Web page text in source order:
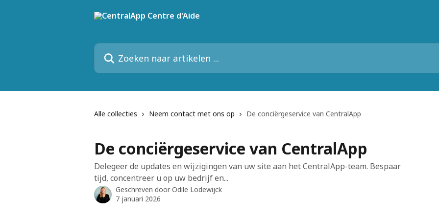
Zoeken naar artikelen ...
Alle collecties Neem contact met ons op De conciërgeservice van CentralApp
De conciërgeservice van CentralApp
Delegeer de updates en wijzigingen van uw site aan het CentralApp-team. Bespaar
tijd, concentreer u op uw bedrijf en...
Geschreven door Odile Lodewijck
7 januari 2026